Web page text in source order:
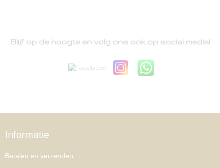
Blijf op de hoogte en volg ons ook op social media!
Informatie
Betalen en verzenden